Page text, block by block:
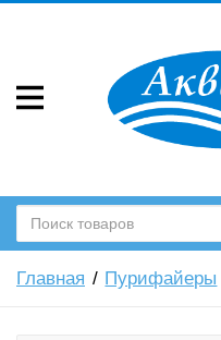
Главная Пурифайеры